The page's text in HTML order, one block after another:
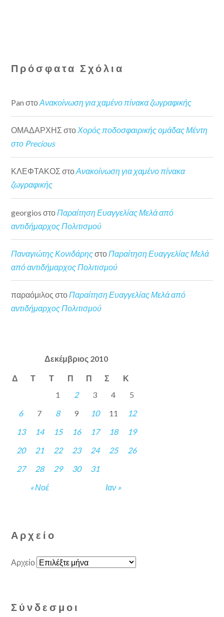
Πρόσφατα Σχόλια
Pan στοΑνακοίνωση για χαμένο πίνακα ζωγραφικής
ΟΜΑΔΑΡΧΗΣ στοΧορός ποδοσφαιρικής ομάδας Μέντη
στο Precious
ΚΛΕΦΤΑΚΟΣ στοΑνακοίνωση για χαμένο πίνακα
ζωγραφικής
georgios στο Παραίτηση Ευαγγελίας Μελά από
αντιδήμαρχος Πολιτισμού
Παναγιώτης ΚονιδάρηςστοΠαραίτηση Ευαγγελίας Μελά
από αντιδήμαρχος Πολιτισμού
παραόμιλος στοΠαραίτηση Ευαγγελίας Μελά από
αντιδήμαρχος Πολιτισμού
Δεκέμβριος 2010
Δ Τ Τ Π Π Σ Κ
« Νοέ Ιαν »
1 2 3 4
5
6
7 8 9 10 11
12
13
14 15 16 17 18
19
20
21 22 23 24 25
26
27
28 29 30 31
Αρχείο
Αρχείο
Σύνδεσμοι